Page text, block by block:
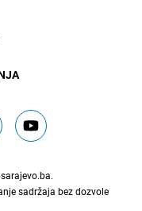
.
sadržaja bez dozvole